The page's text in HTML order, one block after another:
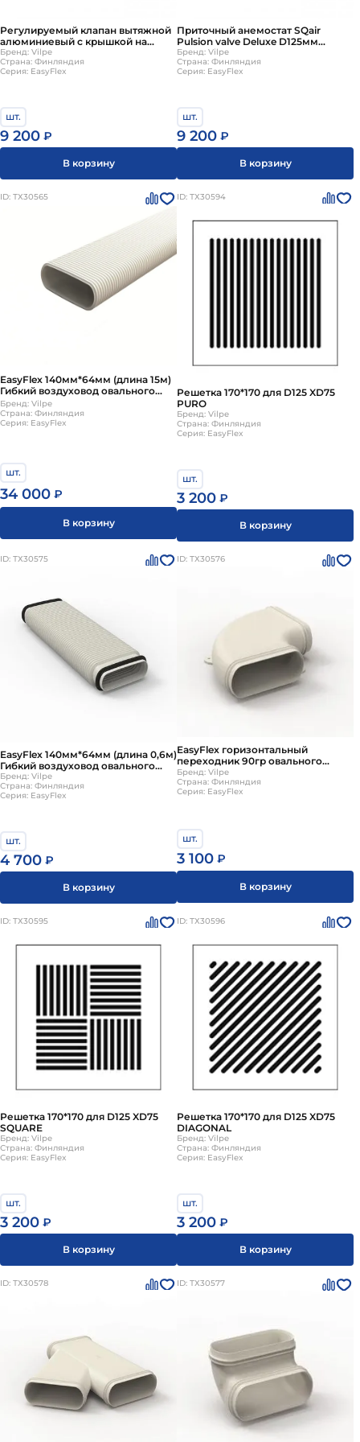
Регулируемый клапан вытяжной
алюминиевый с крышкой на
магнитах SQair extraction Delux
EasyFlex
Бренд: Vilpe
Страна: Финляндия
Серия: EasyFlex
шт.
9 200 ₽
В корзину
Приточный анемостат SQair
Pulsion valve Deluxe D125мм
EasyFlex
Бренд: Vilpe
Страна: Финляндия
Серия: EasyFlex
шт.
9 200 ₽
В корзину
ID: ТХ30565
EasyFlex 140мм*64мм (длина 15м)
Гибкий воздуховод овального
сечения (производство Бельгия)
Бренд: Vilpe
Страна: Финляндия
Серия: EasyFlex
шт.
34 000 ₽
В корзину
ID: ТХ30594
Решетка 170*170 для D125 XD75
PURO
Бренд: Vilpe
Страна: Финляндия
Серия: EasyFlex
шт.
3 200 ₽
В корзину
ID: ТХ30575
EasyFlex 140мм*64мм (длина 0,6м)
Гибкий воздуховод овального
сечения с двумя соединителями
(производство Бельгия)
Бренд: Vilpe
Страна: Финляндия
Серия: EasyFlex
шт.
4 700 ₽
В корзину
ID: ТХ30576
EasyFlex горизонтальный
переходник 90гр овального
сечения
Бренд: Vilpe
Страна: Финляндия
Серия: EasyFlex
шт.
3 100 ₽
В корзину
ID: ТХ30595
Решетка 170*170 для D125 XD75
SQUARE
Бренд: Vilpe
Страна: Финляндия
Серия: EasyFlex
шт.
3 200 ₽
В корзину
ID: ТХ30596
Решетка 170*170 для D125 XD75
DIAGONAL
Бренд: Vilpe
Страна: Финляндия
Серия: EasyFlex
шт.
3 200 ₽
В корзину
ID: ТХ30578 ID: ТХ30577